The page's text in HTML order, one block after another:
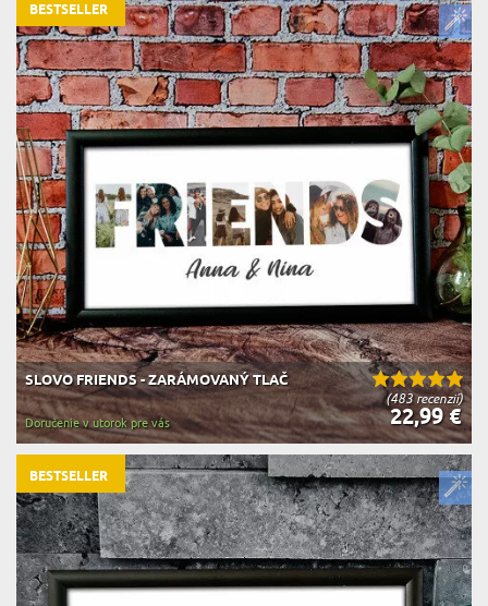
(483 recenzií)
SLOVO FRIENDS - ZARÁMOVANÝ TLAČ
22,99 €
Doručenie v utorok pre vás
BESTSELLER
BESTSELLER